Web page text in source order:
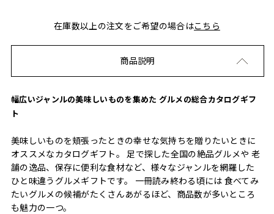
在庫数以上の注文をご希望の場合はこちら
商品説明
幅広いジャンルの美味しいものを集めた グルメの総合カタログギフ
ト
美味しいものを頬張ったときの幸せな気持ちを贈りたいときに
オススメなカタログギフト。 足で探した全国の絶品グルメや 老
舗の逸品、保存に便利な食材など、様々なジャンルを網羅した
ひと味違うグルメギフトです。 一冊読み終わる頃には 食べてみ
たいグルメの候補がたくさんあがるほど、商品数が多いところ
も魅力の一つ。